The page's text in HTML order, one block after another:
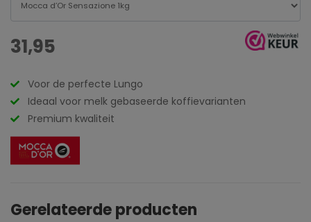
Voor de perfecte Lungo
Ideaal voor melk gebaseerde koffievarianten
Premium kwaliteit
31,95
Gerelateerde producten